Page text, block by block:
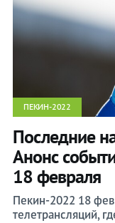
ПЕКИН-2022
Последние
Анонс
18 февраля
Пекин-2022 18
телетрансляций,